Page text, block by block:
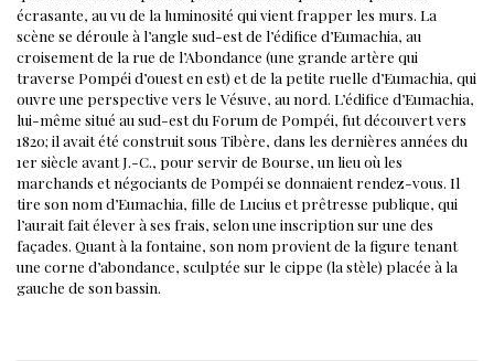
écrasante, au vu de la luminosité qui vient frapper les murs. La
scène se déroule à l’angle sud-est de l’édifice d’Eumachia, au
croisement de la rue de l’Abondance (une grande artère qui
traverse Pompéi d’ouest en est) et de la petite ruelle d’Eumachia, qui
ouvre une perspective vers le Vésuve, au nord. L’édifice d’Eumachia,
lui-même situé au sud-est du Forum de Pompéi, fut découvert vers
1820; il avait été construit sous Tibère, dans les dernières années du
1er siècle avant J.-C., pour servir de Bourse, un lieu où les
marchands et négociants de Pompéi se donnaient rendez-vous. Il
tire son nom d’Eumachia, fille de Lucius et prêtresse publique, qui
l’aurait fait élever à ses frais, selon une inscription sur une des
façades. Quant à la fontaine, son nom provient de la figure tenant
une corne d’abondance, sculptée sur le cippe (la stèle) placée à la
gauche de son bassin.